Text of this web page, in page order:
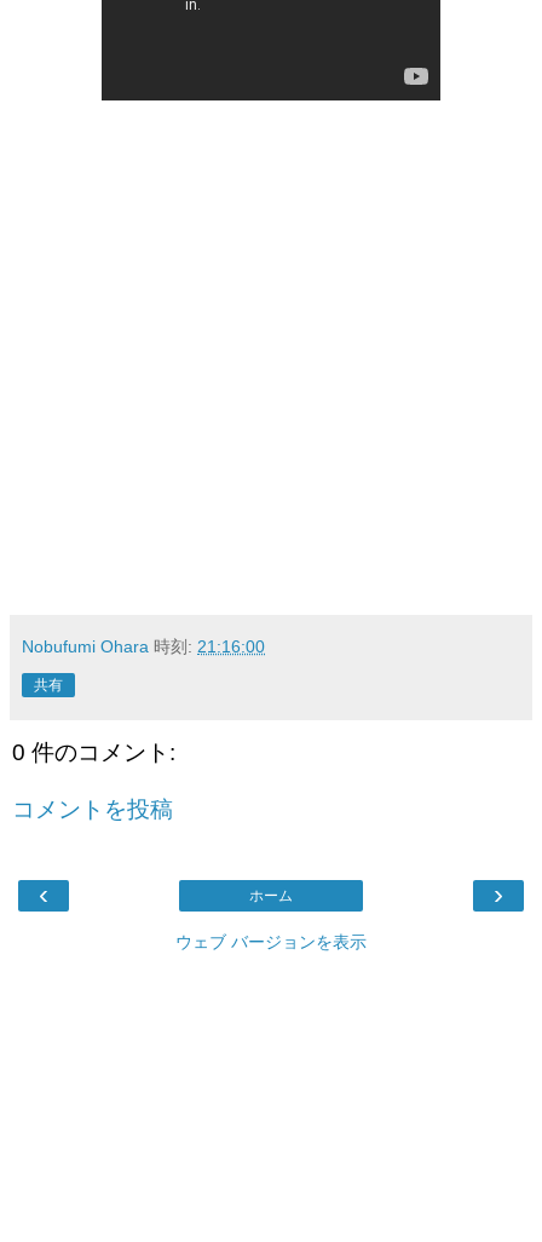
Nobufumi Ohara 時刻: 21:16:00
共有
0 件のコメント:
コメントを投稿
‹ ›
ホーム
ウェブ バージョンを表示